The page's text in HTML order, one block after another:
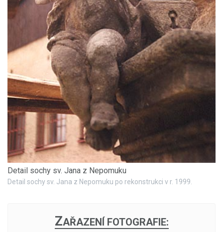
Detail sochy sv. Jana z Nepomuku
Detail sochy sv. Jana z Nepomuku po rekonstrukci v r. 1999.
ZAŘAZENÍ FOTOGRAFIE: